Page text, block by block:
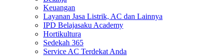
Keuangan
Layanan Jasa Listrik, AC dan Lainnya
IPD Belajasaku Academy
Hortikultura
Sedekah 365
Service AC Terdekat Anda